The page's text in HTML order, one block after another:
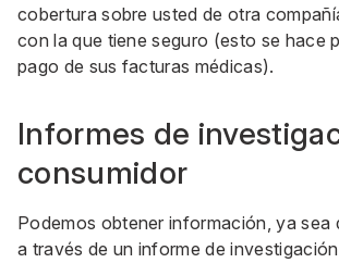
cobertura sobre usted de otra
con la que tiene seguro (esto se hace
pago de sus facturas médicas).
Informes de
consumidor
Podemos obtener información, ya sea
a través de un informe de